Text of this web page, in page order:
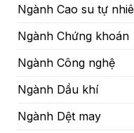
Ngành Cao su tự
Ngành Chứng khoán
Ngành Công nghệ
Ngành Dầu khí
Ngành Dệt may